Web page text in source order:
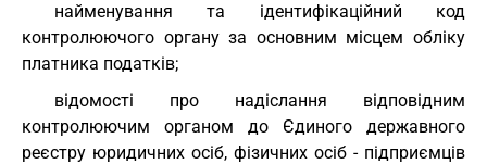
найменування та ідентифікаційний код
контролюючого органу за основним місцем обліку
платника податків;
відомості про надіслання відповідним
контролюючим органом до Єдиного державного
реєстру юридичних осіб, фізичних осіб - підприємців